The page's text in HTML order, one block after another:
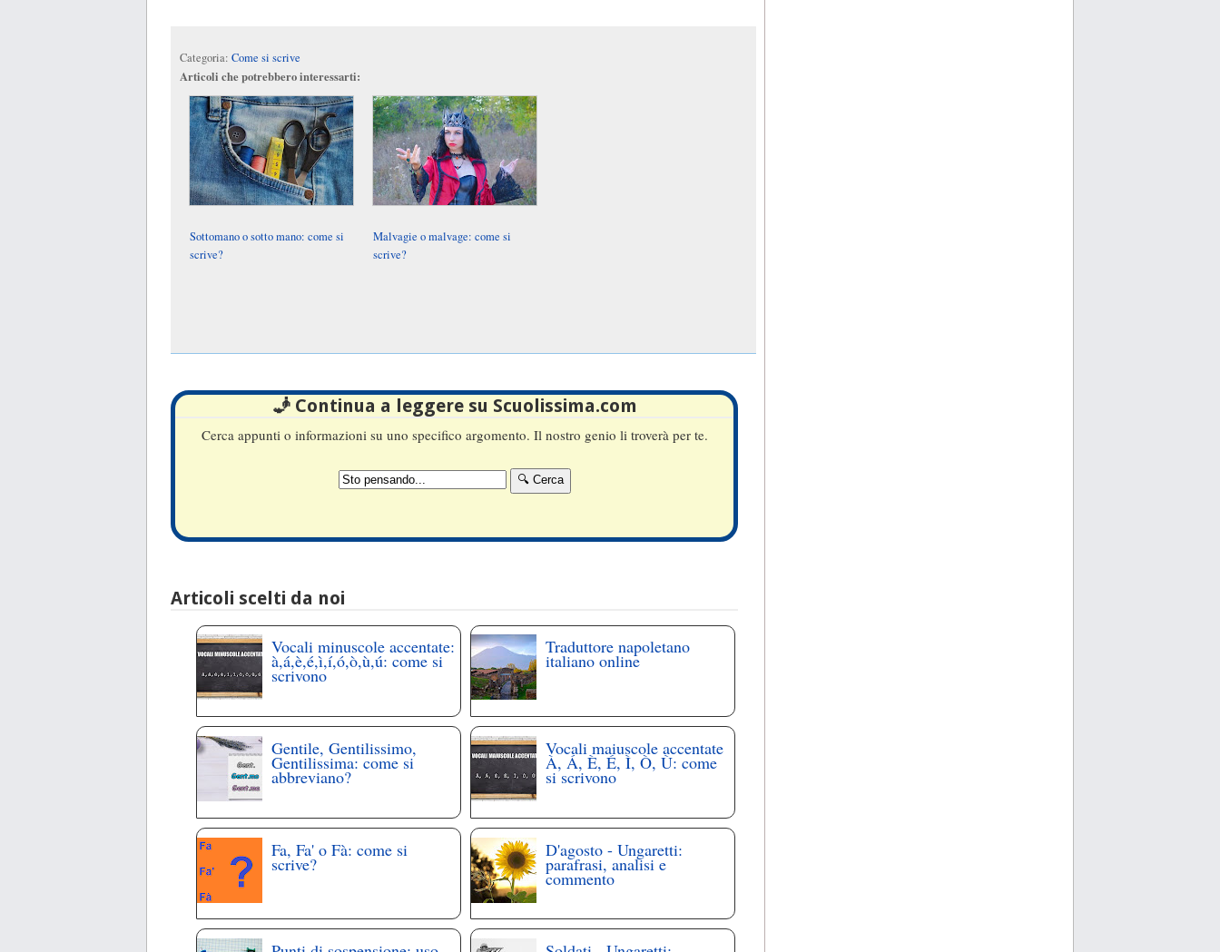
Categoria: Come si scrive
Articoli che potrebbero interessarti:
Sottomano o sotto mano: come si
scrive?
Malvagie o malvage: come si
scrive?
🧞 Continua a leggere su Scuolissima.com
Cerca appunti o informazioni su uno specifico argomento. Il nostro genio li troverà per te.
Articoli scelti da noi
Vocali minuscole accentate:
à,á,è,é,ì,í,ó,ò,ù,ú: come si
scrivono
Traduttore napoletano
italiano online
Gentile, Gentilissimo,
Gentilissima: come si
abbreviano?
Vocali maiuscole accentate
À, Á, È, É, Ì, Ò, Ù: come
si scrivono
Fa, Fa' o Fà: come si
scrive?
D'agosto - Ungaretti:
parafrasi, analisi e
commento